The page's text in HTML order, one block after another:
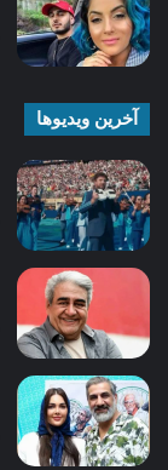
آخرین ویدیوها